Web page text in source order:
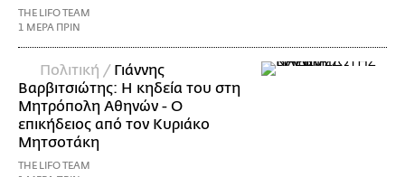
THE LIFO TEAM
1 ΜΕΡΑ ΠΡΙΝ
Πολιτική / Γιάννης
Βαρβιτσιώτης: Η κηδεία του στη
Μητρόπολη Αθηνών - Ο
επικήδειος από τον Κυριάκο
Μητσοτάκη
THE LIFO TEAM